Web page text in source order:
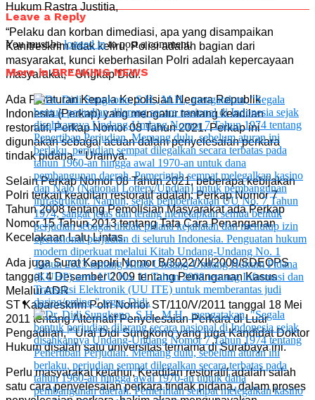
Hukum Rastra Justitia,
“Pelaku dan korban dimediasi, apa yang disampaikan
Kanitreskrim tidak keliru, Polisi adalah bagian dari
masyarakat, kunci keberhasilan Polri adalah kepercayaan
masyarakat, ” Ungkap Didi.
Ada Peraturan Kepala Kepolisian Negara Republik
Indonesia (Perkap) yang mengatur tentang keadilan
restoratif, Perkap Nomor 08 Tahun 2021. Perkap ini
digunakan sebagai acuan dalam penyelesaian perkara
tindak pidana, ” Urainya.
Selain Perkap Nomor 08 Tahun 2021, beberapa kebijakan
Polri terkait keadilan restoratif adalah:Perkap Nomor 7
Tahun 2008 tentang Pemolisian Masyarakat ada Perkap
Nomor 15 Tahun 2013 tentang Tata Cara Penanganan
Kecelakaan Lalu Lintas.
Ada juga Surat Kapolri Nomor B/3022/XII/2009/SDEOPS
tanggal 4 Desember 2009 tentang Penanganan Kasus
Melalui ADR
ST Kabareskrim Polri Nomor ST/110/V/2011 tanggal 18 Mei
2011 tentang Alternatif Penyelesaian Perkara di Luar
Pengadilan, ” Urai Didi Sungkono yang juga Kandidat Doktor
Hukum disalah satu universitas ternama di Surabaya ini.
Perlu masyarakat ketahui, Keadilan restoratif adalah salah
satu cara penyelesaian perkara tindak pidana, dalam proses
Leave a Reply
You must belogged into post a comment.
More in BREAKING NEWS